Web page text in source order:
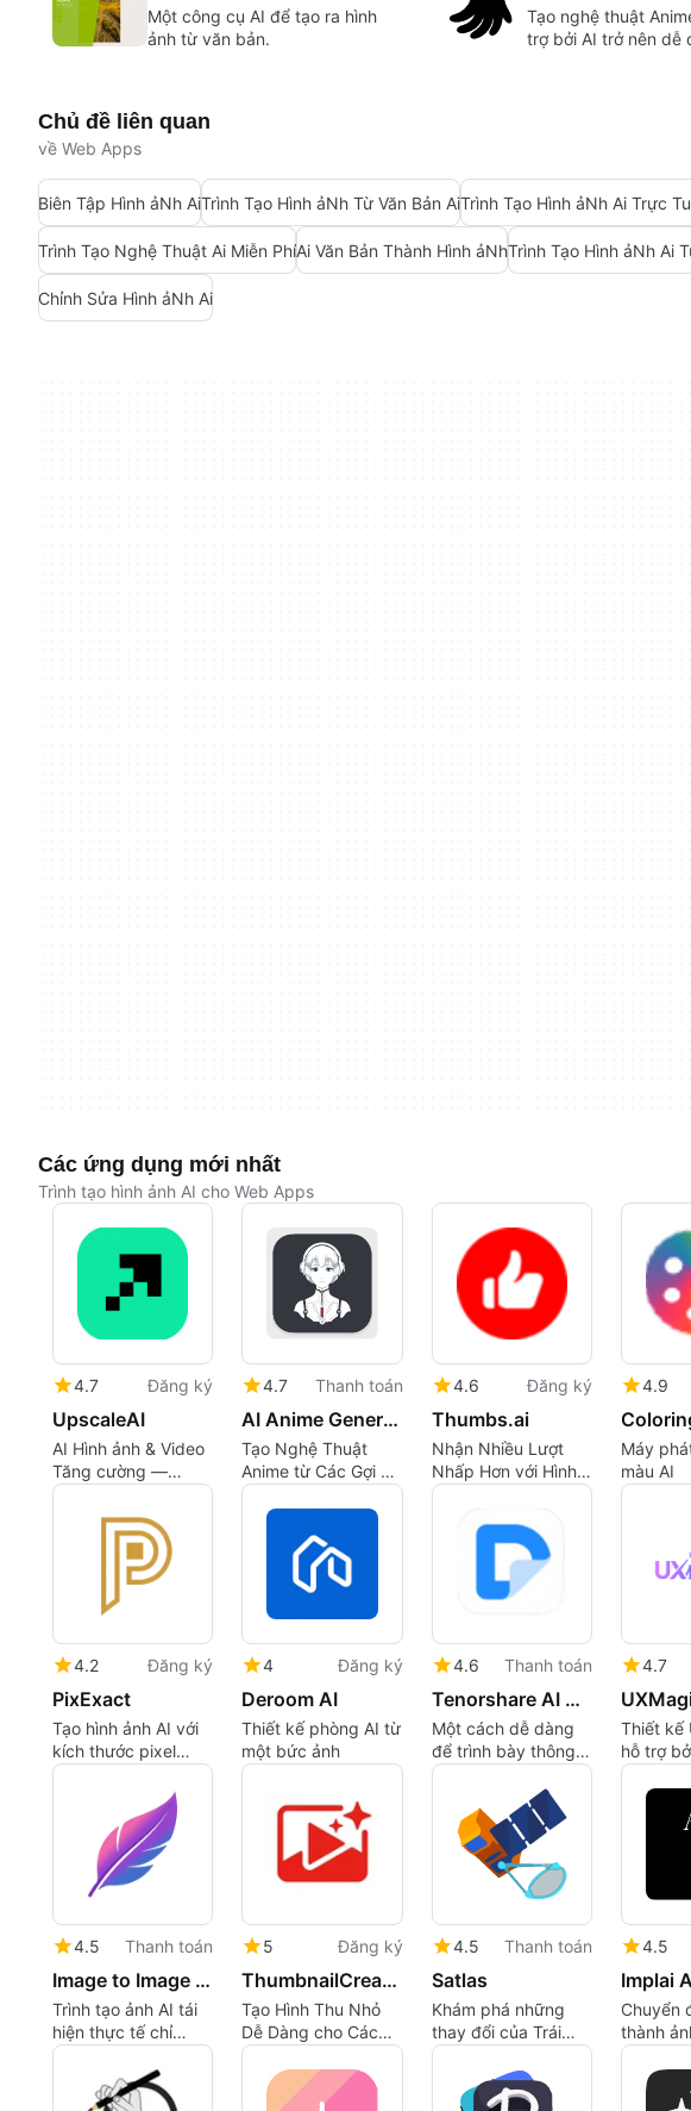
Một công cụ AI để tạo ra hình
ảnh từ văn bản.
Tạo nghệ thuật
trợ bởi AI trở nên dễ
Chủ đề liên quan
về Web Apps
Biên Tập Hình ảNh AiTrình Tạo Hình ảNh Từ Văn Bản AiTrình Tạo Hình ảNh Ai Trực
Trình Tạo Nghệ Thuật Ai Miễn PhíAi Văn Bản Thành Hình ảNhTrình Tạo Hình ảNh Ai
Chỉnh Sửa Hình ảNh Ai
Các ứng dụng mới nhất
Trình tạo hình ảnh AI cho Web Apps
4.7 Đăng ký
UpscaleAI
AI Hình ảnh & Video
Tăng cường —
Nâng cao lên đến
8K | UpscaleAI
4.7 Thanh toán
AI Anime Generator Cloud
Tạo Nghệ Thuật
Anime từ Các Gợi Ý
và Ảnh trên Đám
Mây
4.6 Đăng ký
Thumbs.ai
Nhận Nhiều Lượt
Nhấp Hơn với Hình
Thu Nhỏ Tối Ưu Hóa
4.9
Máy
màu AI
4.2 Đăng ký
PixExact
Tạo hình ảnh AI với
kích thước pixel
chính xác
4 Đăng ký
Deroom AI
Thiết kế phòng AI từ
một bức ảnh
4.6 Thanh toán
Tenorshare AI Diagrimo
Một cách dễ dàng
để trình bày thông
tin một cách trực
4.7
Thiết kế
hỗ trợ
bản đến
sẵn
4.5 Thanh toán
Image to Image AI
Trình tạo ảnh AI tái
hiện thực tế chỉ
bằng một dòng
5 Đăng ký
ThumbnailCreator.comv1.1
Tạo Hình Thu Nhỏ
Dễ Dàng cho Các
Nhà Sáng Tạo
YouTube
4.5 Thanh toán
Satlas
Khám phá những
thay đổi của Trái
Đất với Satlas
4.5
Implai
Chuyển
thành
dụng